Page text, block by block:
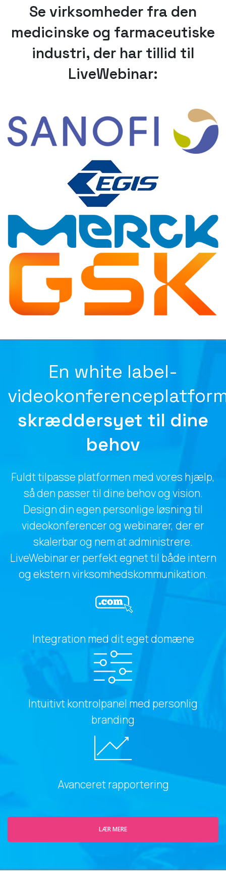
Se virksomheder fra den
medicinske og farmaceutiske
industri, der har tillid til
LiveWebinar:
En white label-
skræddersyet til dine
behov
Fuldt tilpasse platformen med vores hjælp,
så den passer til dine behov og vision.
Design din egen personlige løsning til
videokonferencer og webinarer, der er
skalerbar og nem at administrere.
LiveWebinar er perfekt egnet til både intern
og ekstern virksomhedskommunikation.
Integration med dit eget domæne
Intuitivt kontrolpanel med personlig
branding
Avanceret rapportering
LÆR MERE